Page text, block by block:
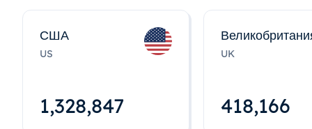
США
US
1,328,848
UK
418,167